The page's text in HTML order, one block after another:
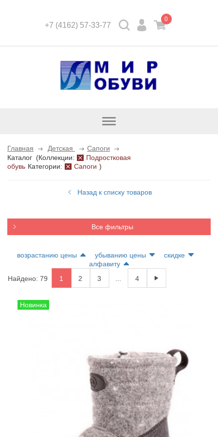
+7 (4162) 57-33-77
0
Открыть
Главная Детская
Сапоги
Каталог (Коллекции:
Подростковая
обувь Категории: Сапоги )
Назад к списку товаров
Все фильтры
возрастанию цены убыванию цены
скидке
алфавиту
Найдено: 79
1 2 3 4